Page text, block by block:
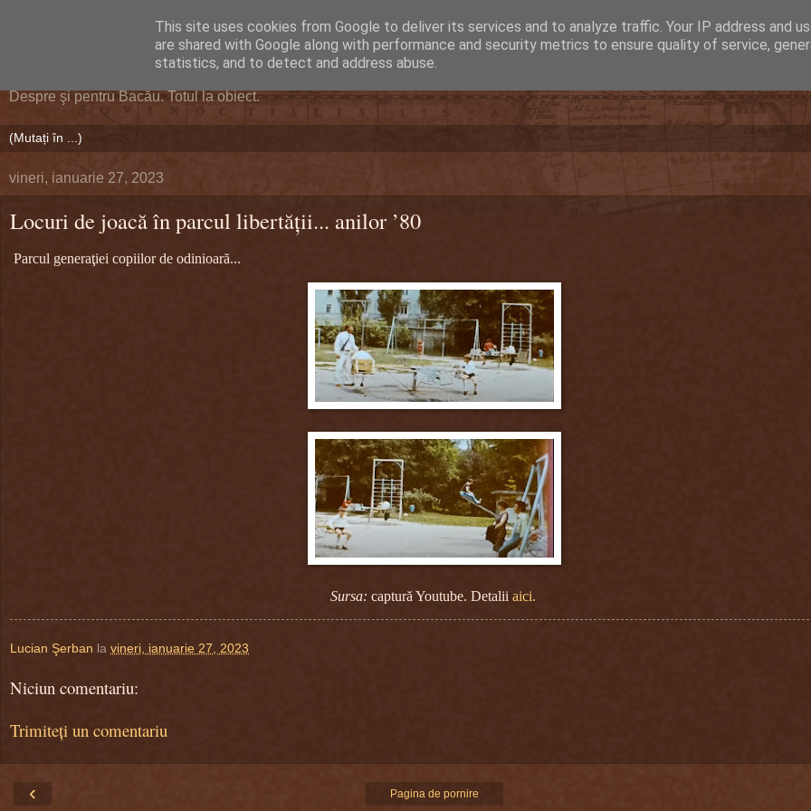
DEFERLĂRI
Despre şi pentru Bacău. Totul la obiect.
vineri, ianuarie 27, 2023
Locuri de joacă în parcul libertăţii... anilor ’80
Parcul generaţiei copiilor de odinioară...
Sursa: captură Youtube. Detalii aici.
Lucian Şerban la vineri, ianuarie 27, 2023
Niciun comentariu:
Trimiteți un comentariu
‹ Pagina de pornire
This site uses cookies from Google to deliver its services and to analyze traffic. Your IP address and
are shared with Google along with performance and security metrics to ensure quality of service,
statistics, and to detect and address abuse.